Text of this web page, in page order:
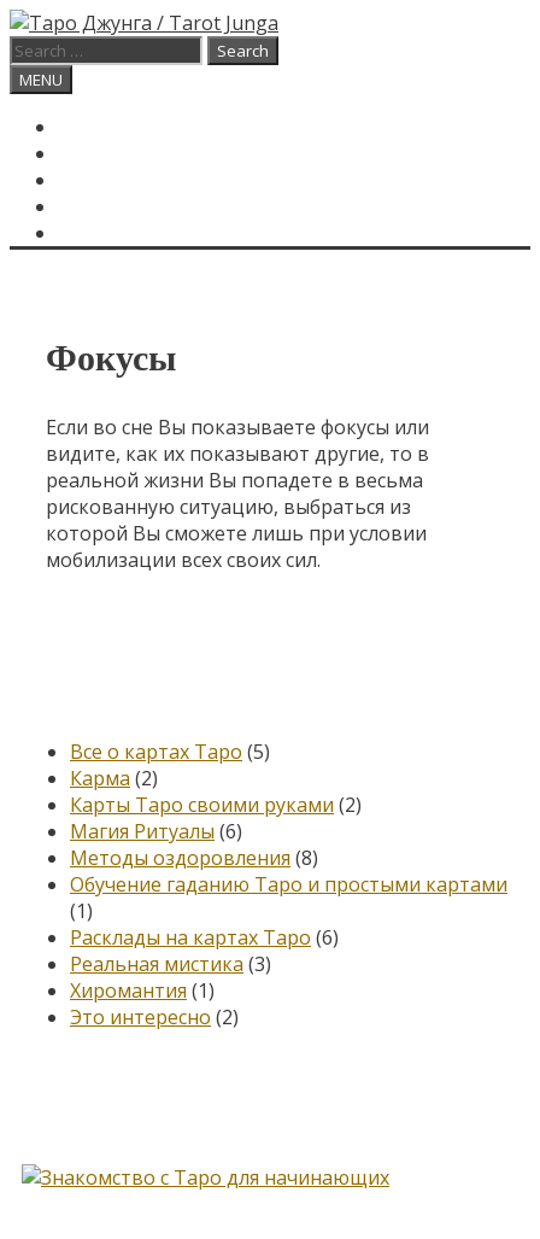
Skip
to
content
Search
for:
Search
MENU
Фокусы
Если во сне Вы показываете фокусы или
видите, как их показывают другие, то в
реальной жизни Вы попадете в весьма
рискованную ситуацию, выбраться из
которой Вы сможете лишь при условии
мобилизации всех своих сил.
Все о картах Таро (5)
Карма (2)
Карты Таро своими руками (2)
Магия Ритуалы (6)
Методы оздоровления (8)
Обучение гаданию Таро и простыми картами
(1)
Расклады на картах Таро (6)
Реальная мистика (3)
Хиромантия (1)
Это интересно (2)